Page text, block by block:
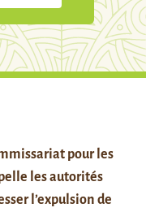
pour les
les autorités
l’expulsion de